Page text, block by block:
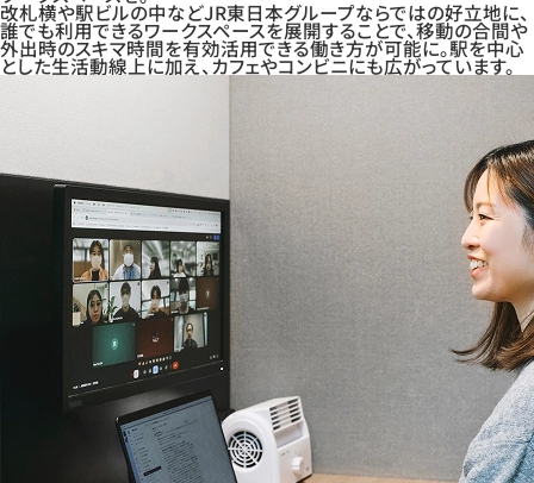
改札横や駅ビルの中などJR東日本グループならではの好立地に、
誰でも利用できるワークスペースを展開することで、移動の合間や
外出時のスキマ時間を有効活用できる働き方が可能に。駅を中心
とした生活動線上に加え、カフェやコンビニにも広がっています。